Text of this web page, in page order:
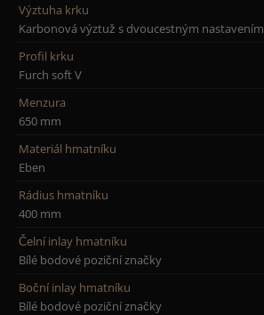
Výztuha krku
Karbonová výztuž s dvoucestným nastavením
Profil krku
Furch soft V
Menzura
650 mm
Materiál hmatníku
Eben
Rádius hmatníku
400 mm
Čelní inlay hmatníku
Bílé bodové poziční značky
Boční inlay hmatníku
Bílé bodové poziční značky